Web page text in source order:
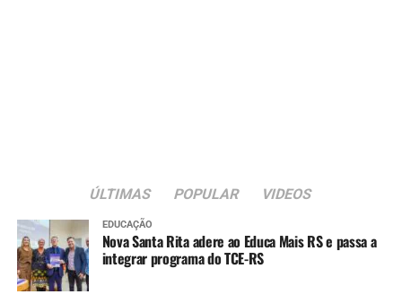
ÚLTIMAS POPULAR VIDEOS
EDUCAÇÃO
Nova Santa Rita adere ao Educa Mais RS e passa a
integrar programa do TCE-RS